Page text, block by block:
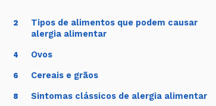
2
Tipos de alimentos que podem causar
alergia alimentar
4 Ovos
6 Cereais e grãos
8 Sintomas clássicos de alergia alimentar